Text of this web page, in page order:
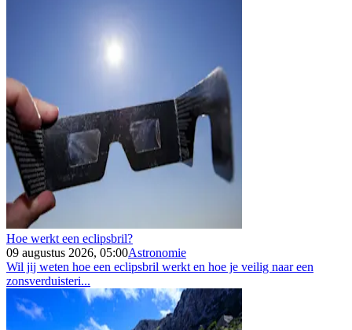
Hoe werkt een eclipsbril?
09 augustus 2026, 05:00Astronomie
Wil jij weten hoe een eclipsbril werkt en hoe je veilig naar een
zonsverduisteri...